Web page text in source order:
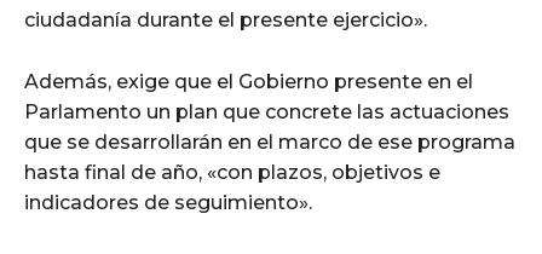
ciudadanía durante el presente ejercicio».
Además, exige que el Gobierno presente en el
Parlamento un plan que concrete las actuaciones
que se desarrollarán en el marco de ese programa
hasta final de año, «con plazos, objetivos e
indicadores de seguimiento».